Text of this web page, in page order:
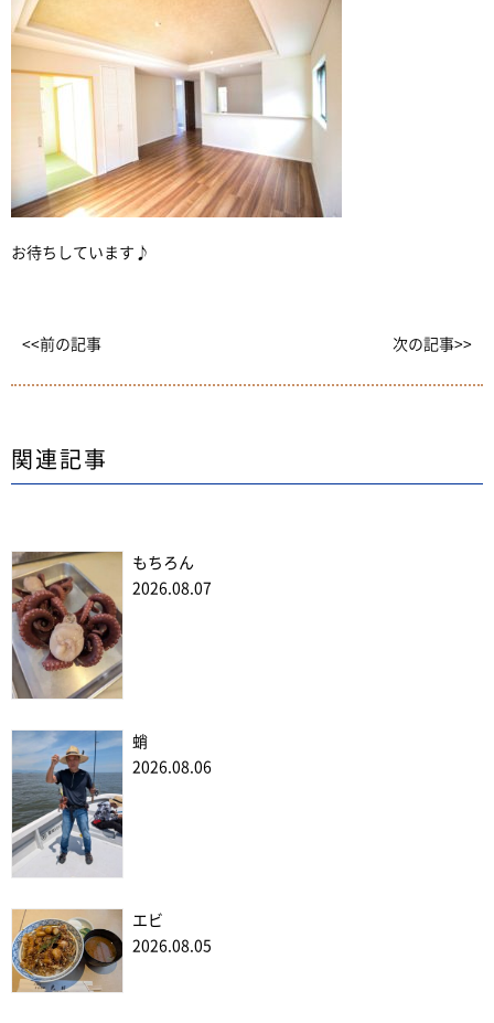
お待ちしています♪
<<前の記事 次の記事>>
関連記事
もちろん
2026.08.07
蛸
2026.08.06
エビ
2026.08.05